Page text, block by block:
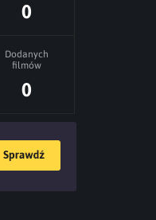
0
Dodanych
filmów
0